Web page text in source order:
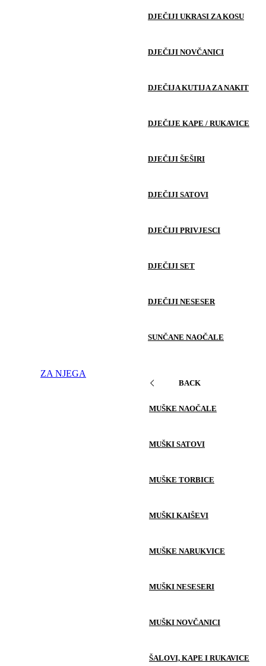
DJEČIJI UKRASI ZA KOSU
DJEČIJI NOVČANICI
DJEČIJA KUTIJA ZA NAKIT
DJEČIJE KAPE / RUKAVICE
DJEČIJI ŠEŠIRI
DJEČIJI SATOVI
DJEČIJI PRIVJESCI
DJEČIJI SET
DJEČIJI NESESER
SUNČANE NAOČALE
ZA NJEGA
BACK
MUŠKE NAOČALE
MUŠKI SATOVI
MUŠKE TORBICE
MUŠKI KAIŠEVI
MUŠKE NARUKVICE
MUŠKI NESESERI
MUŠKI NOVČANICI
ŠALOVI, KAPE I RUKAVICE